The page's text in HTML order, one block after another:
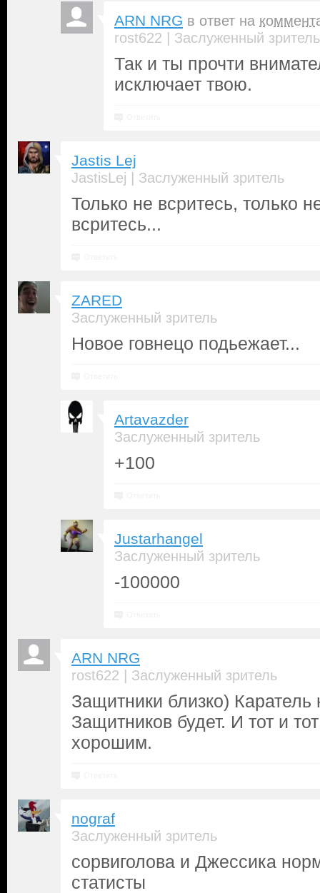
ARN NRG в ответ на
rost622 | Заслуженный зритель
Так и ты прочти
исключает твою.
Jastis Lej
JastisLej | Заслуженный зритель
Только не всритесь, только
всритесь...
ZARED
Заслуженный зритель
Новое говнецо подьежает...
Artavazder
Заслуженный зритель
+100
Justarhangel
Заслуженный зритель
-100000
ARN NRG
rost622 | Заслуженный зритель
Защитники близко)
Защитников будет. И тот и
хорошим.
nograf
Заслуженный зритель
сорвиголова и Джессика
статисты